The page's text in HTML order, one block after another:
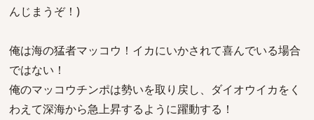
んじまうぞ！)
俺は海の猛者マッコウ！イカにいかされて喜んでいる場合
ではない！
俺のマッコウチンポは勢いを取り戻し、ダイオウイカをく
わえて深海から急上昇するように躍動する！